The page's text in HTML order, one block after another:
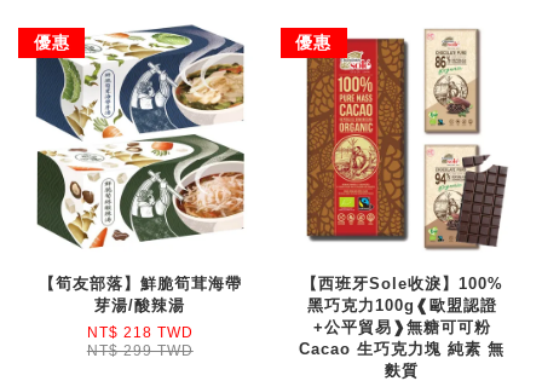
優惠
【筍友部落】鮮脆筍茸海帶
芽湯/酸辣湯
NT$ 218 TWD
NT$ 299 TWD
優惠
【西班牙Sole收淚】100%
黑巧克力100g❰歐盟認證
+公平貿易❱無糖可可粉
Cacao 生巧克力塊 純素 無
麩質